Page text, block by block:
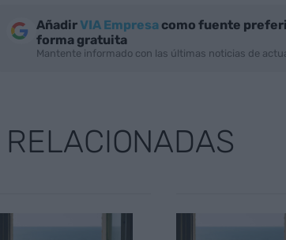
AñadirVIA Empresacomo fuente
forma gratuita
Mantente informado con las últimas noticias de
RELACIONADAS